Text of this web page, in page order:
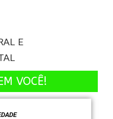
E
VOCÊ!